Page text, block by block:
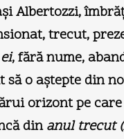
Albertozzi,
trecut,
ei, fără nume,
să o aştepte din
orizont pe
dinanul trecut